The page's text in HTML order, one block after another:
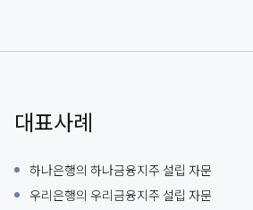
대표사례
하나은행의 하나금융지주 설립 자문
우리은행의 우리금융지주 설립 자문